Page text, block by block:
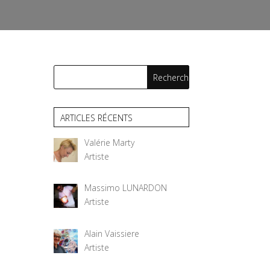
ARTICLES RÉCENTS
Valérie Marty
Artiste
Massimo LUNARDON
Artiste
Alain Vaissiere
Artiste